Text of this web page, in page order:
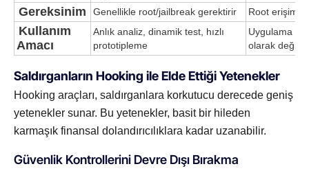
Gereksinim Genellikle root/jailbreak gerektirir Root erişimi
Kullanım
Amacı
Anlık analiz, dinamik test, hızlı
prototipleme
Uygulama ve
olarak
Saldırganların Hooking ile Elde Ettiği Yetenekler
Hooking araçları, saldırganlara korkutucu derecede geniş
yetenekler sunar. Bu yetenekler, basit bir hileden
karmaşık finansal dolandırıcılıklara kadar uzanabilir.
Güvenlik Kontrollerini Devre Dışı Bırakma